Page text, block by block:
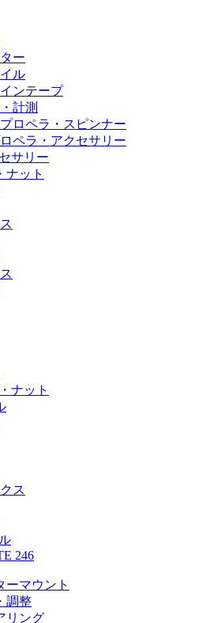
ー
ル
ンテープ
計測
ロペラ・スピンナー
ペラ・アクセサリー
サリー
ナット
ナット
ス
246
ーマウント
調整
リング